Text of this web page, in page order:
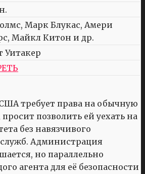
Марк Блукас, Амери
Майкл Китон и др.
Уитакер
требует права на обычную
позволить ей уехать на
без навязчивого
Администрация
но параллельно
агента для её безопасности